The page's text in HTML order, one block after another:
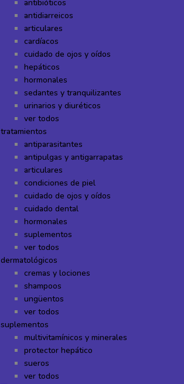
antibióticos
antidiarreicos
articulares
cardíacos
cuidado de ojos y oídos
hepáticos
hormonales
sedantes y tranquilizantes
urinarios y diuréticos
ver todos
tratamientos
antiparasitantes
antipulgas y antigarrapatas
articulares
condiciones de piel
cuidado de ojos y oídos
cuidado dental
hormonales
suplementos
ver todos
dermatológicos
cremas y lociones
shampoos
ungüentos
ver todos
suplementos
multivitamínicos y minerales
protector hepático
sueros
ver todos